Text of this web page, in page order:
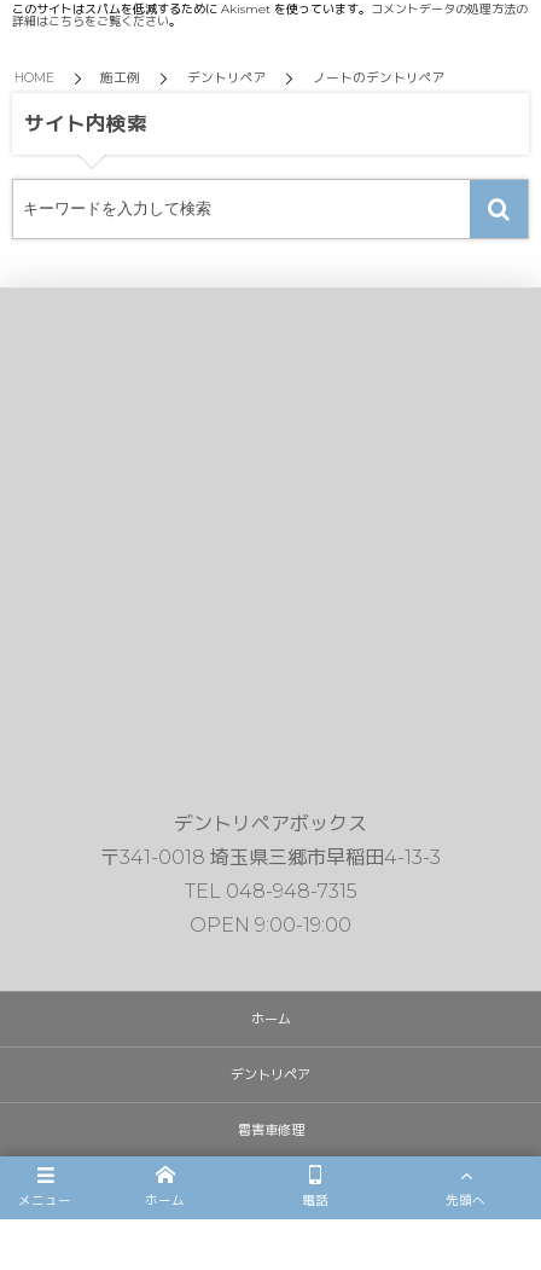
このサイトはスパムを低減するために Akismet を使っています。 コメントデータの処理方法の
詳細はこちらをご覧ください。
HOME 施工例 デントリペア ノートのデントリペア
サイト内検索
デントリペアボックス
〒341-0018 埼玉県三郷市早稲田4-13-3
TEL 048-948-7315
OPEN 9:00-19:00
ホーム
デントリペア
雹害車修理
フロントガラスリペア
メニュー ホーム 電話 先頭へ